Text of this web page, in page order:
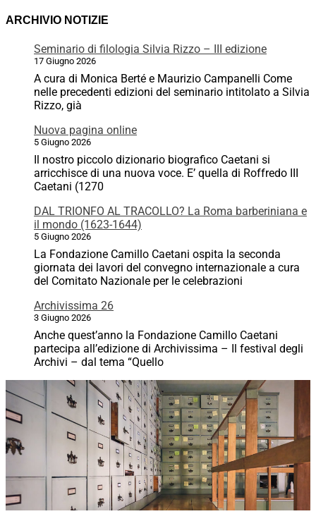
ARCHIVIO NOTIZIE
Seminario di filologia Silvia Rizzo – III edizione
17 Giugno 2026
A cura di Monica Berté e Maurizio Campanelli Come
nelle precedenti edizioni del seminario intitolato a Silvia
Rizzo, già
Nuova pagina online
5 Giugno 2026
Il nostro piccolo dizionario biografico Caetani si
arricchisce di una nuova voce. E’ quella di Roffredo III
Caetani (1270
DAL TRIONFO AL TRACOLLO? La Roma barberiniana e
il mondo (1623-1644)
5 Giugno 2026
La Fondazione Camillo Caetani ospita la seconda
giornata dei lavori del convegno internazionale a cura
del Comitato Nazionale per le celebrazioni
Archivissima 26
3 Giugno 2026
Anche quest’anno la Fondazione Camillo Caetani
partecipa all’edizione di Archivissima – Il festival degli
Archivi – dal tema “Quello